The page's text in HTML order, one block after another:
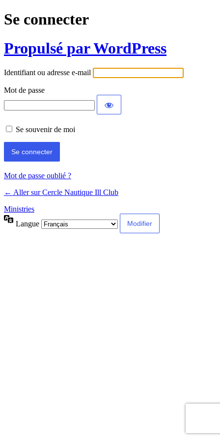
Se connecter
Propulsé par WordPress
Identifiant ou adresse e-mail
Mot de passe
Se souvenir de moi
Mot de passe oublié ?
← Aller sur Cercle Nautique Ill Club
Ministries
Langue